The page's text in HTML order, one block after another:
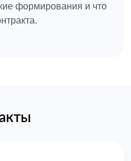
формирования и что